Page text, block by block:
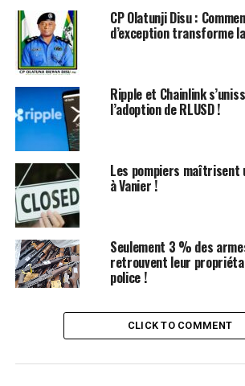
un voyage afin de démystifier cette
non pas à travers des algorithmes
jargon cryptographique, mais en
fondamentale et la promesse novatrice
pour notre avenir.
Imaginez un monde où l’information
pas seulement stockée, mais
donnée est enfermée comme une
l’abri de toute manipulation et
monde de la blockchain. Au cœur de
la blockchain permet de stocker des
réseau d’ordinateurs, rendant ainsi
seulement décentralisée, mais aussi
difficile à altérer. Cette méthode de
qu’une fois les données enregistrées,
une partie permanente du paysage
CP Olatunji Disu :
d’exception transforme
Ripple et Chainlink
l’adoption de RLUSD !
Les pompiers maîtrisent
à Vanier !
Seulement 3 % des
retrouvent leur
police !
CLICK TO COMMENT